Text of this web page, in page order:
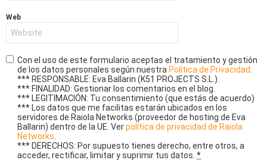
Web
Con el uso de este formulario aceptas el tratamiento y gestión
de los datos personales según nuestra Política de Privacidad
*** RESPONSABLE: Eva Ballarin (K51 PROJECTS S.L.).
*** FINALIDAD: Gestionar los comentarios en el blog.
*** LEGITIMACIÓN: Tu consentimiento (que estás de acuerdo)
*** Los datos que me facilitas estarán ubicados en los
servidores de Raiola Networks (proveedor de hosting de Eva
Ballarin) dentro de la UE. Verpolítica de privacidad de Raiola
Networks
*** DERECHOS: Por supuesto tienes derecho, entre otros, a
acceder, rectificar, limitar y suprimir tus datos. *